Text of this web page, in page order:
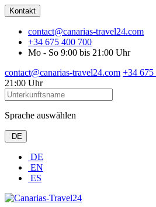
Kontakt
contact@canarias-travel24.com
+34 675 400 700
Mo - So 9:00 bis 21:00 Uhr
contact@canarias-travel24.com +34 675
21:00 Uhr
Sprache auswählen
DE
DE
EN
ES